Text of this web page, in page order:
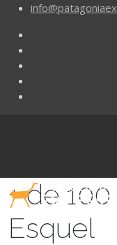
+ de
Esquel